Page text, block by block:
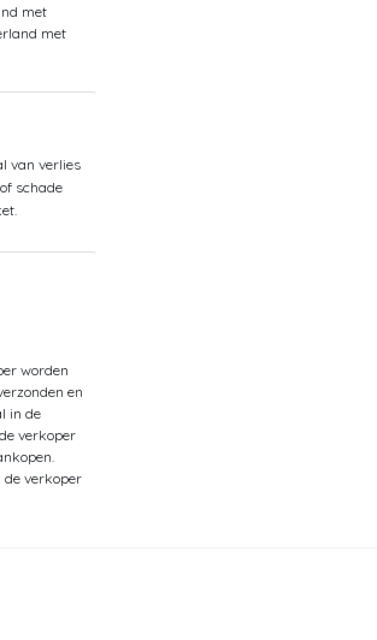
met
met
van verlies
schade
worden
en
in de
verkoper
verkoper